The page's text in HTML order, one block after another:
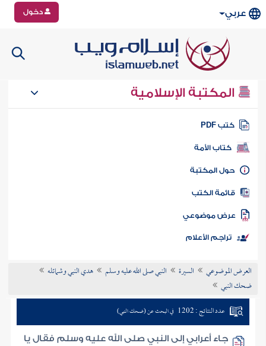
عربي دخول
المكتبة الإسلامية
كتب PDF
كتاب الأمة
المكتبة
الكتب
موضوعي
تراجم الأعلام
العرض الموضوعي السيرة النبي صلى الله عليه وسلم
هدي النبي وشمائله
ضحك النبي
عدد النتائج : 1202 في البحث عن (ضحك النبي)
جاء أعرابي إلى النبي صلى الله عليه وسلم فقال يا